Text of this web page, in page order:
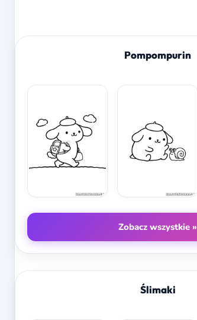
Pompompurin
Zobacz wszystkie »
Ślimaki